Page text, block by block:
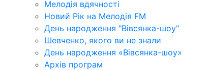
Мелодія вдячності
Новий Рік на Мелодія FM
День народження "Вівсянка-шоу"
Шевченко, якого ви не знали
День народження «Вівсянка-шоу»
Архів програм